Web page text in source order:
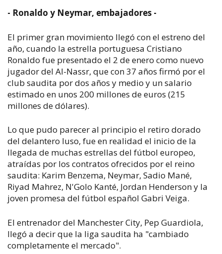
- Ronaldo y Neymar, embajadores -
El primer gran movimiento llegó con el estreno del
año, cuando la estrella portuguesa Cristiano
Ronaldo fue presentado el 2 de enero como nuevo
jugador del Al-Nassr, que con 37 años firmó por el
club saudita por dos años y medio y un salario
estimado en unos 200 millones de euros (215
millones de dólares).
Lo que pudo parecer al principio el retiro dorado
del delantero luso, fue en realidad el inicio de la
llegada de muchas estrellas del fútbol europeo,
atraídas por los contratos ofrecidos por el reino
saudita: Karim Benzema, Neymar, Sadio Mané,
Riyad Mahrez, N'Golo Kanté, Jordan Henderson y la
joven promesa del fútbol español Gabri Veiga.
El entrenador del Manchester City, Pep Guardiola,
llegó a decir que la liga saudita ha "cambiado
completamente el mercado".